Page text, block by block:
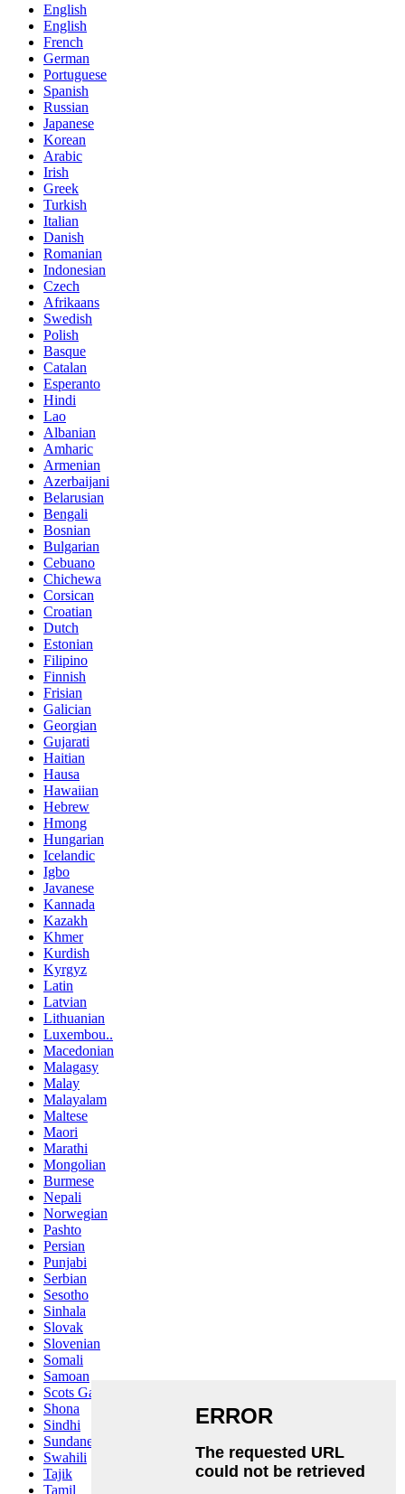
English
English
French
German
Portuguese
Spanish
Russian
Japanese
Korean
Arabic
Irish
Greek
Turkish
Italian
Danish
Romanian
Indonesian
Czech
Afrikaans
Swedish
Polish
Basque
Catalan
Esperanto
Hindi
Lao
Albanian
Amharic
Armenian
Azerbaijani
Belarusian
Bengali
Bosnian
Bulgarian
Cebuano
Chichewa
Corsican
Croatian
Dutch
Estonian
Filipino
Finnish
Frisian
Galician
Georgian
Gujarati
Haitian
Hausa
Hawaiian
Hebrew
Hmong
Hungarian
Icelandic
Igbo
Javanese
Kannada
Kazakh
Khmer
Kurdish
Kyrgyz
Latin
Latvian
Lithuanian
Luxembou..
Macedonian
Malagasy
Malay
Malayalam
Maltese
Maori
Marathi
Mongolian
Burmese
Nepali
Norwegian
Pashto
Persian
Punjabi
Serbian
Sesotho
Sinhala
Slovak
Slovenian
Somali
Samoan
Scots Gaelic
Shona
Sindhi
Sundanese
Swahili
Tajik
Tamil